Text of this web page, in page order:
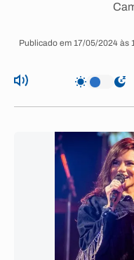
Publicado em 17/05/2024 às